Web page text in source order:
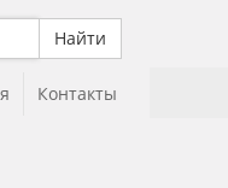
Контакты